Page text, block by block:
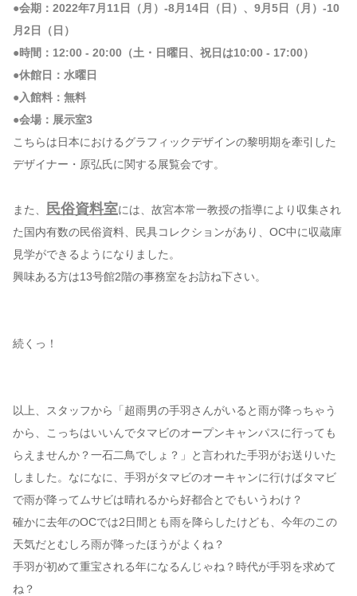
●会期：2022年7月11日（月）-8月14日（日）、9月5日（月）-10
月2日（日）
●時間：12:00 - 20:00（土・日曜日、祝日は10:00 - 17:00）
●休館日：水曜日
●入館料：無料
●会場：展示室3
こちらは日本におけるグラフィックデザインの黎明期を牽引した
デザイナー・原弘氏に関する展覧会です。
また、 民俗資料室には、故宮本常一教授の指導により収集され
た国内有数の民俗資料、民具コレクションがあり、OC中に収蔵庫
見学ができるようになりました。
興味ある方は13号館2階の事務室をお訪ね下さい。
続くっ！
以上、スタッフから「超雨男の手羽さんがいると雨が降っちゃう
から、こっちはいいんでタマビのオープンキャンパスに行っても
らえませんか？一石二鳥でしょ？」と言われた手羽がお送りいた
しました。なになに、手羽がタマビのオーキャンに行けばタマビ
で雨が降ってムサビは晴れるから好都合とでもいうわけ？
確かに去年のOCでは2日間とも雨を降らしたけども、今年のこの
天気だとむしろ雨が降ったほうがよくね？
手羽が初めて重宝される年になるんじゃね？時代が手羽を求めて
ね？